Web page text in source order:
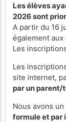
Les élèves
2026 sont
A partir du 16
également
Les
Les
site internet,
par un parent/
Nous avons un
formule et par